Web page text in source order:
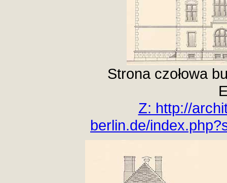
Strona czołowa
Z: http://
berlin.de/